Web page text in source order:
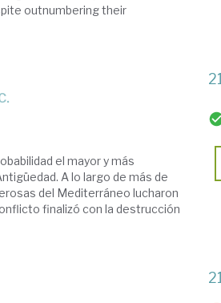
outnumbering their
el mayor y más
A lo largo de más de
del Mediterráneo lucharon
finalizó con la destrucción